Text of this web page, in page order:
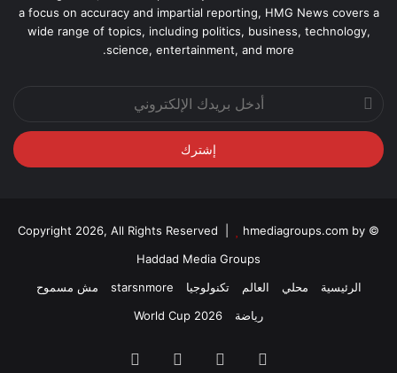
a focus on accuracy and impartial reporting, HMG News covers a
wide range of topics, including politics, business, technology,
science, entertainment, and more.
أدخل
بريدك
الإلكتروني
© Copyright 2026, All Rights Reserved |
hmediagroups.com by
Haddad Media Groups
الرئيسية
محلي العالم تكنولوجيا starsnmore
مش مسموح
رياضة
World Cup 2026